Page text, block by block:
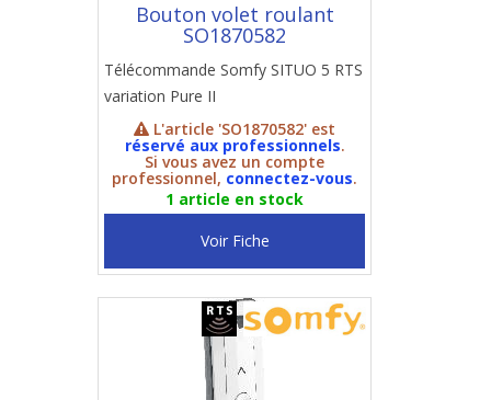
Bouton volet roulant
SO1870582
Télécommande Somfy SITUO 5 RTS
variation Pure II
L'article 'SO1870582' est
réservé aux professionnels.
Si vous avez un compte
professionnel, connectez-vous.
1 article en stock
Voir Fiche